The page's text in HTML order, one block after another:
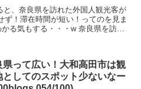
！滞在時間が短い！ってのを見ま
県って広い！大和高田市は観
としてのスポット少ないなー